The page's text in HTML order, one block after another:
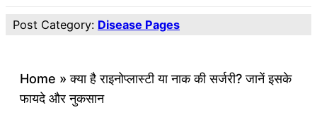
Post Category: Disease Pages
Home »क्या है राइनोप्लास्टी या नाक की सर्जरी? जानें इसके
फायदे और नुकसान